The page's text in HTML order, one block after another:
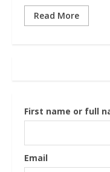
Read More
First name or full
Email